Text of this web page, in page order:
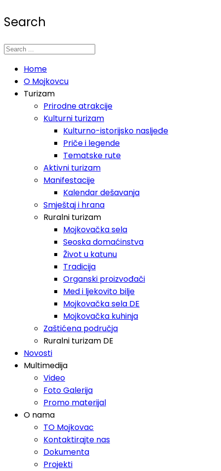
Search
Home
O Mojkovcu
Turizam
Prirodne atrakcije
Kulturni turizam
Kulturno-istorijsko nasljeđe
Priče i legende
Tematske rute
Aktivni turizam
Manifestacije
Kalendar dešavanja
Smještaj i hrana
Ruralni turizam
Mojkovačka sela
Seoska domaćinstva
Život u katunu
Tradicija
Organski proizvođači
Med i ljekovito bilje
Mojkovačka sela DE
Mojkovačka kuhinja
Zaštićena područja
Ruralni turizam DE
Novosti
Multimedija
Video
Foto Galerija
Promo materijal
O nama
TO Mojkovac
Kontaktirajte nas
Dokumenta
Projekti